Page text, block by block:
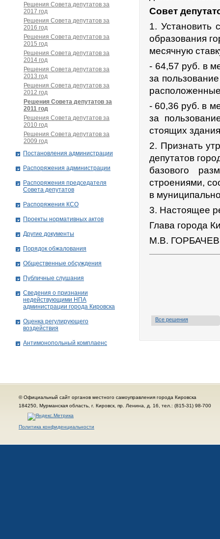
Совет
1. Установить
образования
месячную
- 64,57 руб. в
за
- 60,36 руб. в
за
стоящих
2. Признать
депутатов
базового
строениями,
в
3. Настоящее
Глава города
М.В. ГОРБАЧЕВ
Все решения
Решения Совета депутатов за
2017 год
Решения Совета депутатов за
2016 год
Решения Совета депутатов за
2015 год
Решения Совета депутатов за
2014 год
Решения Совета депутатов за
2013 год
Решения Совета депутатов за
2012 год
Решения Совета депутатов за
2011 год
Решения Совета депутатов за
2010 год
Решения Совета депутатов за
2009 год
Постановления администрации
Распоряжения администрации
Распоряжения председателя
Совета депутатов
Распоряжения КСО
Проекты нормативных актов
Другие документы
Порядок обжалования
Общественные обсуждения
Публичные слушания
Сведения о признании
недействующими НПА
администрации города Кировскa
Оценка регулирующего
воздействия
Антимонопольный комплаенс
© Официальный сайт органов местного самоуправления города Кировска
184250, Мурманская область, г. Кировск, пр. Ленина, д. 16, тел.: (815-31) 98-700
Политика конфиденциальности